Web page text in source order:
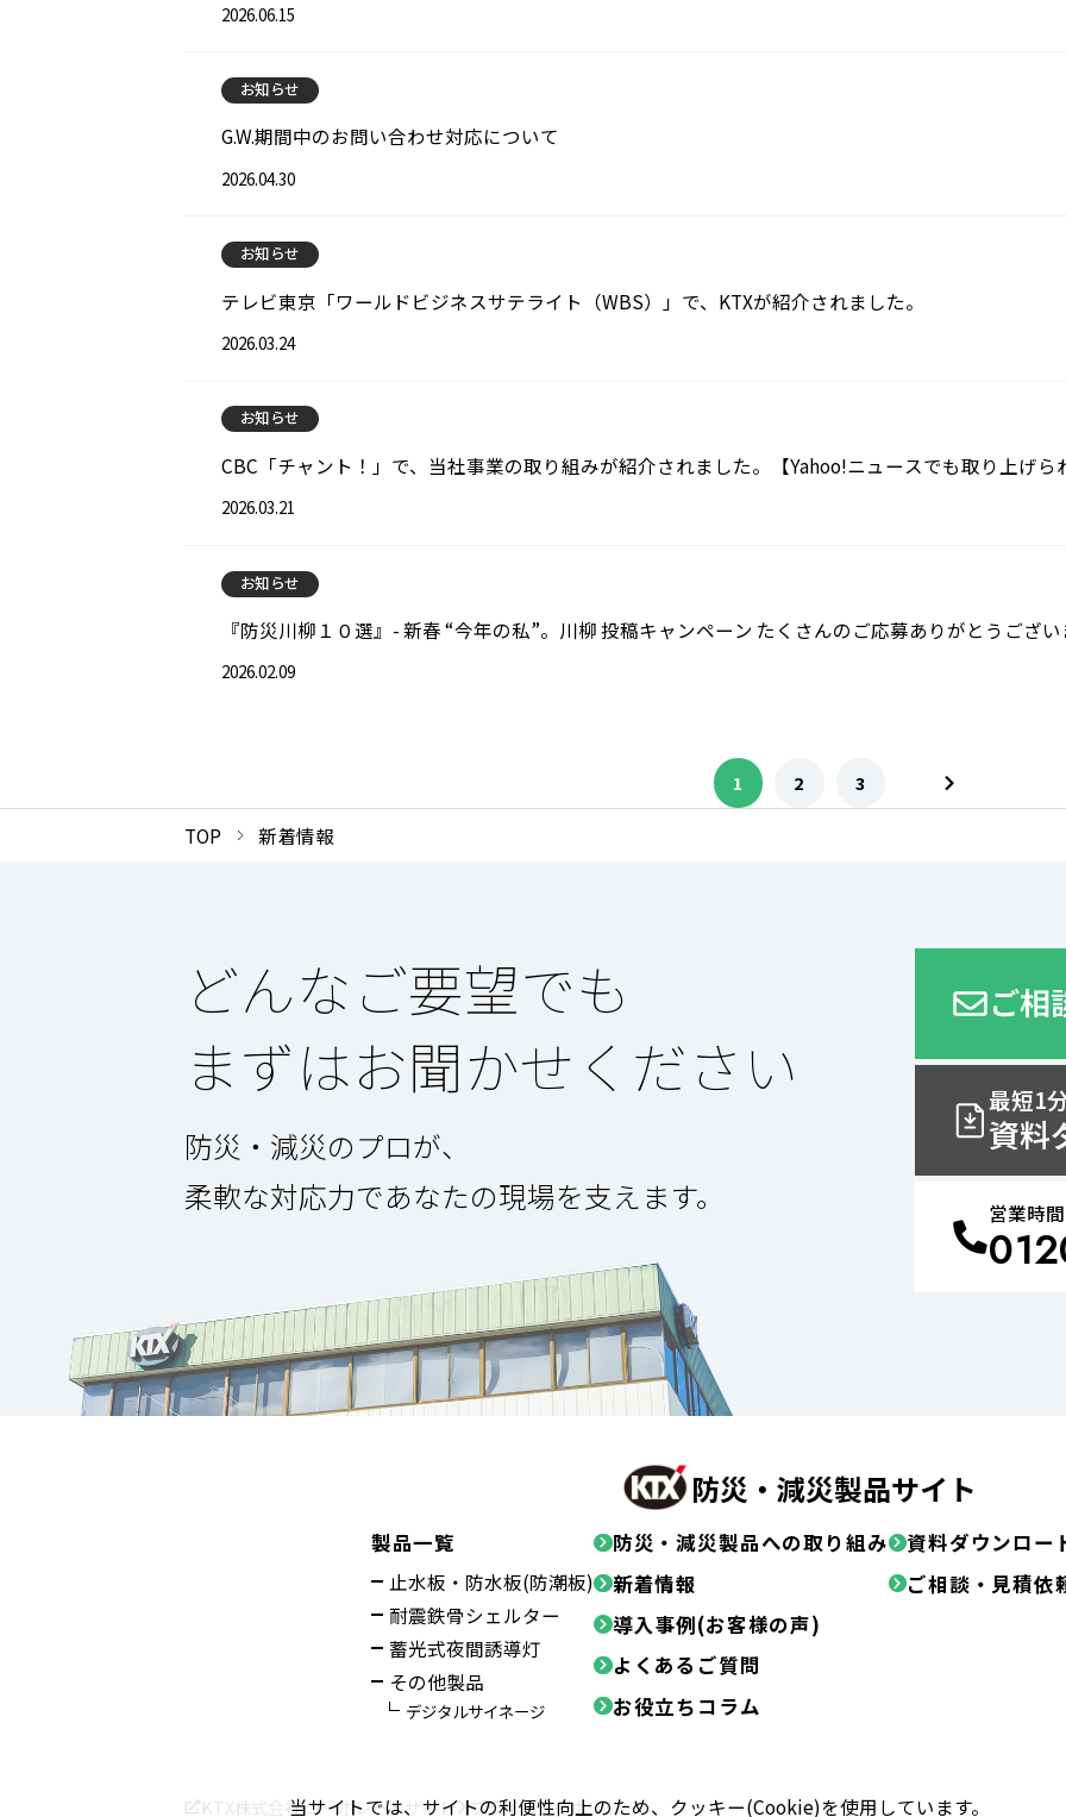
2026.06.15
お知らせ
G.W.期間中のお問い合わせ対応について
2026.04.30
お知らせ
テレビ東京「ワールドビジネスサテライト（WBS）」で、KTXが紹介されました。
2026.03.24
お知らせ
CBC「チャント！」で、当社事業の取り組みが紹介されました。【Yahoo!ニュースでも取り上げら
2026.03.21
お知らせ
『防災川柳１０選』- 新春 “今年の私”。川柳 投稿キャンペーン たくさんのご応募ありがとうござい
2026.02.09
1 2 3
TOP 新着情報
どんなご要望でも
まずはお聞かせください
防災・減災のプロが、
柔軟な対応力であなたの現場を支えます。
ご相
最短1
資料
営業時
防災・減災製品サイト
製品一覧
止水板・防水板(防潮板)
耐震鉄骨シェルター
蓄光式夜間誘導灯
その他製品
デジタルサイネージ
防災・減災製品への取り組み
新着情報
導入事例(お客様の声)
よくあるご質問
お役立ちコラム
資料ダウンロー
ご相談・見積依
KTX株式会社 コーポレートサイト プライバシーポリシー
当サイトでは、サイトの利便性向上のため、クッキー(Cookie)を使用しています。